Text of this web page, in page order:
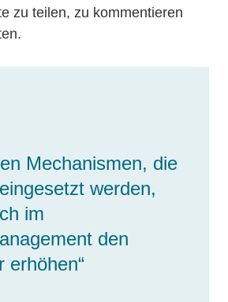
zu teilen, zu kommentieren
Mechanismen, die
werden,
im
den
erhöhen“